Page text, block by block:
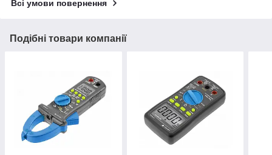
Всі умови повернення
Подібні товари компанії